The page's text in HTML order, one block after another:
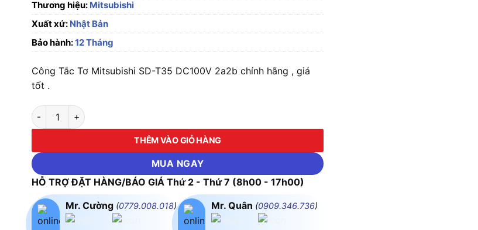
Thương hiệu: Mitsubishi
Xuất xứ: Nhật Bản
Bảo hành:12 Tháng
Công Tắc Tơ Mitsubishi SD-T35 DC100V 2a2b chính hãng , giá
tốt .
Công Tắc Tơ Mitsubishi SD-T35 DC100V 2a2b số lượng
THÊM VÀO GIỎ HÀNG
MUA NGAY
HỖ TRỢ ĐẶT HÀNG/BÁO GIÁ Thứ 2 - Thứ 7 (8h00 - 17h00)
Mr. Cường (0779.008.018) Mr. Quân (0909.346.736)